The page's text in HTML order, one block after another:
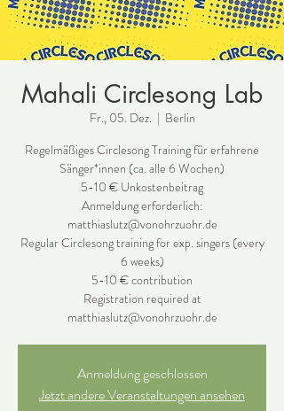
Mahali Circlesong Lab
Fr., 05. Dez.
  |
Berlin
Regelmäßiges Circlesong Training für erfahrene
Sänger*innen (ca. alle 6 Wochen)
5-10 € Unkostenbeitrag
Anmeldung erforderlich:
matthiaslutz@vonohrzuohr.de
Regular Circlesong training for exp. singers (every
6 weeks)
5-10 € contribution
Registration required at
Anmeldung geschlossen
Jetzt andere Veranstaltungen ansehen